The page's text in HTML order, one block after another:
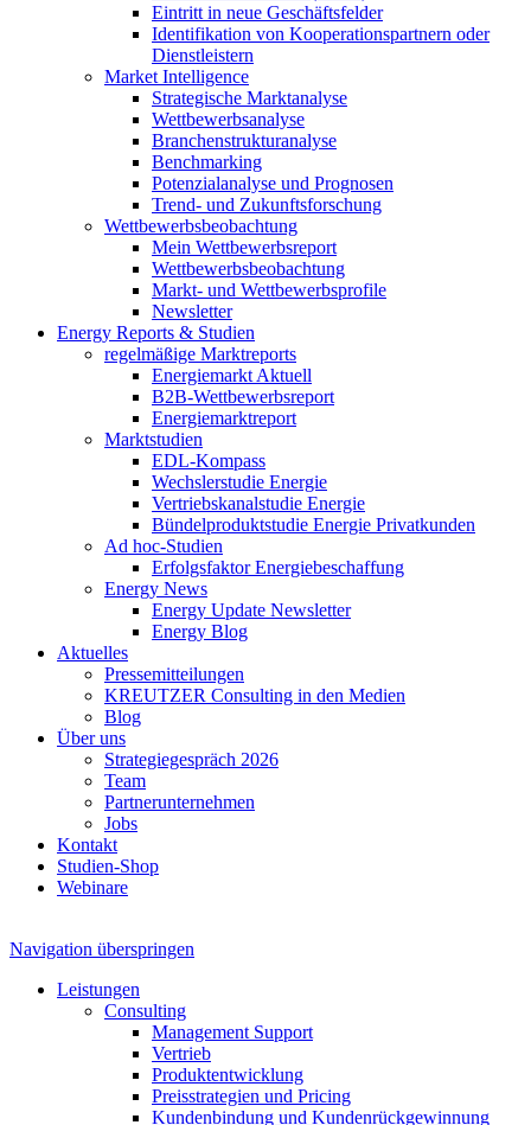
Eintritt in neue Geschäftsfelder
Identifikation von Kooperationspartnern oder
Dienstleistern
Market Intelligence
Strategische Marktanalyse
Wettbewerbsanalyse
Branchenstrukturanalyse
Benchmarking
Potenzialanalyse und Prognosen
Trend- und Zukunftsforschung
Wettbewerbs­beobachtung
Mein Wettbewerbsreport
Wettbewerbsbeobachtung
Markt- und Wettbewerbsprofile
Newsletter
Energy Reports & Studien
regelmäßige Marktreports
Energiemarkt Aktuell
B2B-Wettbewerbsreport
Energiemarktreport
Marktstudien
EDL-Kompass
Wechslerstudie Energie
Vertriebskanalstudie Energie
Bündelproduktstudie Energie Privatkunden
Ad hoc-Studien
Erfolgsfaktor Energiebeschaffung
Energy News
Energy Update Newsletter
Energy Blog
Aktuelles
Pressemitteilungen
KREUTZER Consulting in den Medien
Blog
Über uns
Strategiegespräch 2026
Team
Partnerunternehmen
Jobs
Kontakt
Studien-Shop
Webinare
Navigation überspringen
Leistungen
Consulting
Management Support
Vertrieb
Produktentwicklung
Preisstrategien und Pricing
Kundenbindung und Kundenrückgewinnung